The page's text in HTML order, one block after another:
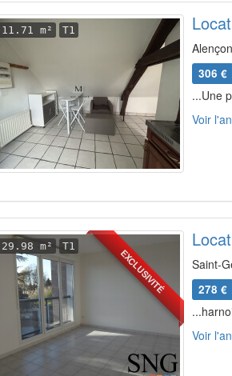
11.71 m² T1
306 €
...Une
Voir
EXCLUSIVITÉ
29.98 m² T1
Saint-
278 €
Voir